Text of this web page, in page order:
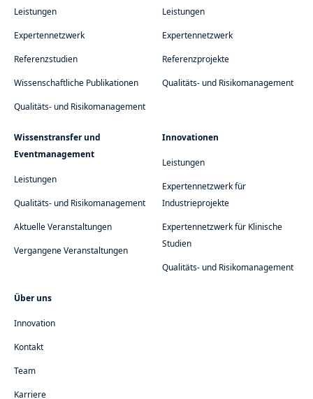
Leistungen
Expertennetzwerk
Referenzstudien
Wissenschaftliche Publikationen
Qualitäts- und Risikomanagement
Leistungen
Expertennetzwerk
Referenzprojekte
Qualitäts- und Risikomanagement
Wissenstransfer und
Eventmanagement
Leistungen
Qualitäts- und Risikomanagement
Aktuelle Veranstaltungen
Vergangene Veranstaltungen
Innovationen
Leistungen
Expertennetzwerk für
Industrieprojekte
Expertennetzwerk für Klinische
Studien
Qualitäts- und Risikomanagement
Über uns
Innovation
Kontakt
Team
Karriere